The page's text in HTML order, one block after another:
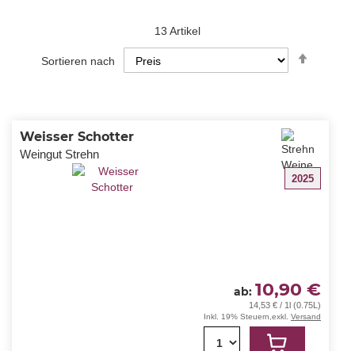
13 Artikel
Sortieren nach
Weisser Schotter
Weingut Strehn
2025
ab 10,90 €
14,53 € / 1l (0.75L)
Inkl. 19% Steuern exkl. Versand
1